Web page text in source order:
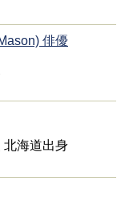
俳優
北海道出身